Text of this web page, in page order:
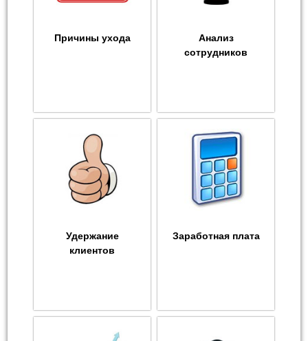
Причины ухода
Анализ
сотрудников
Удержание
клиентов
Заработная плата